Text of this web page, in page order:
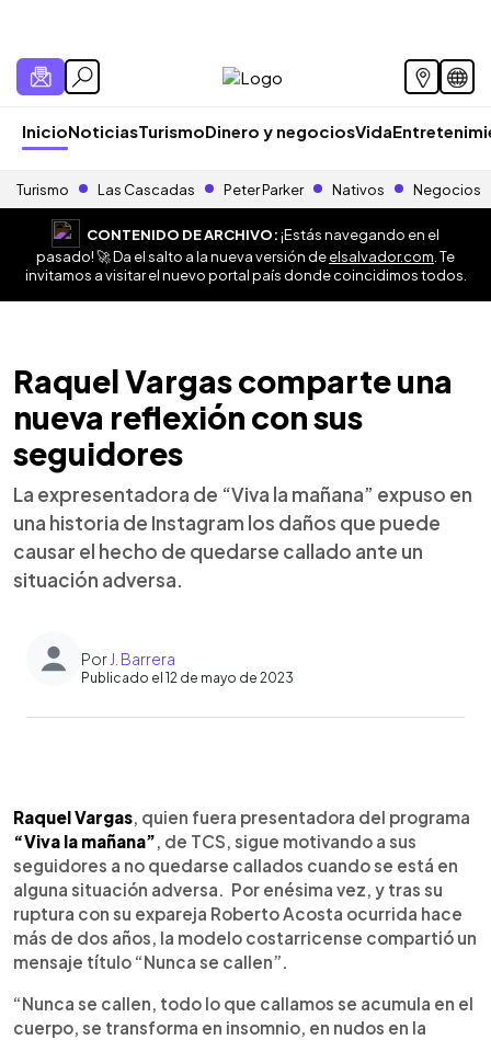
InicioNoticiasTurismoDinero y negociosVida
Turismo Las Cascadas Peter Parker Nativos Negocios
CONTENIDO DE ARCHIVO:¡Estás navegando en el
pasado! 🚀 Da el salto a la nueva versión deelsalvador.com . Te
invitamos a visitar el nuevo portal país donde coincidimos todos.
Raquel Vargas comparte una
nueva reflexión con sus
seguidores
La expresentadora de “Viva la mañana” expuso en
una historia de Instagram los daños que puede
causar el hecho de quedarse callado ante un
situación adversa.
Por J. Barrera
Publicado el 12 de mayo de 2023
► Escuchar artículo
Raquel Vargas, quien fuera presentadora del programa
“Viva la mañana”, de TCS, sigue motivando a sus
seguidores a no quedarse callados cuando se está en
alguna situación adversa. Por enésima vez, y tras su
ruptura con su expareja Roberto Acosta ocurrida hace
más de dos años, la modelo costarricense compartió un
mensaje título “Nunca se callen”.
“Nunca se callen, todo lo que callamos se acumula en el
cuerpo, se transforma en insomnio, en nudos en la